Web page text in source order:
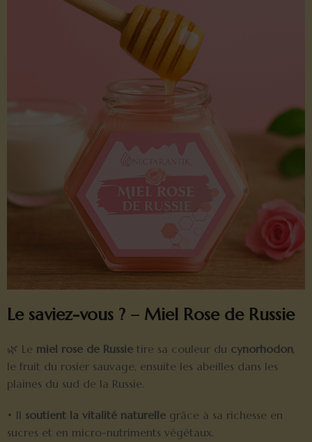
Le saviez-vous ? – Miel Rose de Russie
🌿 Le miel rose de Russie tire sa couleur du cynorhodon,
le fruit du rosier sauvage, ensuite les abeilles dans les
plaines du sud de la Russie.
• Il soutient la vitalité naturelle grâce à sa richesse en
sucres et en micro-nutriments végétaux.